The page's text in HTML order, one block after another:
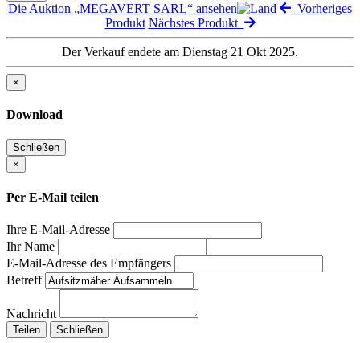
Die Auktion „MEGAVERT SARL“ ansehen
Vorheriges
Produkt Nächstes Produkt
Der Verkauf endete am Dienstag 21 Okt 2025.
×
Download
Schließen
×
Per E-Mail teilen
Ihre E-Mail-Adresse
Ihr Name
E-Mail-Adresse des Empfängers
Betreff
Nachricht
Teilen Schließen